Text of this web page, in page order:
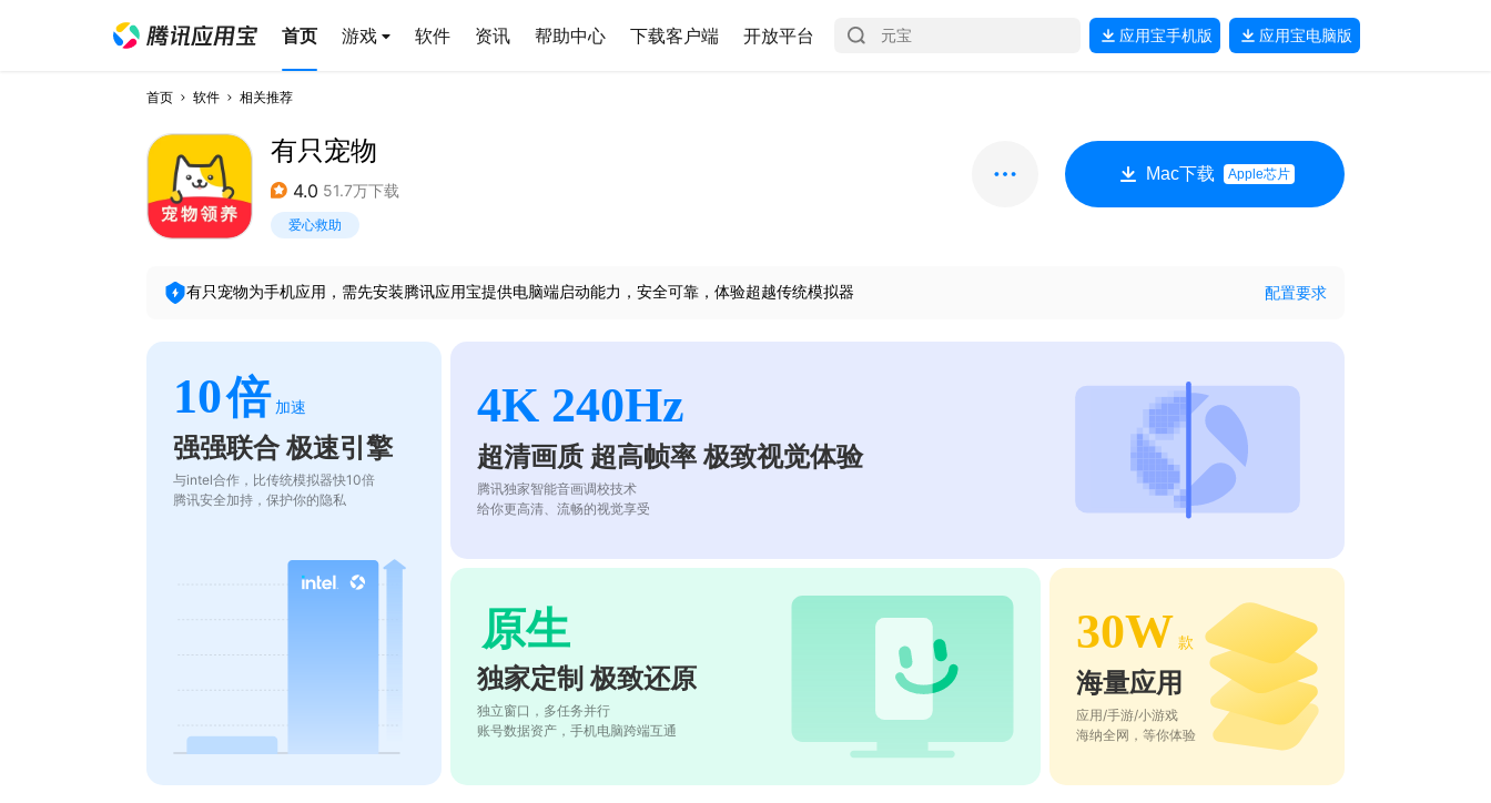
首页 游戏 软件 资讯 帮助中心 下载客户端 开放平台 应用宝手机版 应用宝电脑版
首页 软件 相关推荐
有只宠物
4.0 51.7万下载
爱心救助
Mac下载 Apple芯片
有只宠物为手机应用，需先安装腾讯应用宝提供电脑端启动能力，安全可靠，体验超越传统模拟器 配置要求
10倍 加速
强强联合 极速引擎
与intel合作，比传统模拟器快10倍
腾讯安全加持，保护你的隐私
4K 240Hz
超清画质 超高帧率 极致视觉体验
腾讯独家智能音画调校技术
给你更高清、流畅的视觉享受
原生
独家定制 极致还原
独立窗口，多任务并行
账号数据资产，手机电脑跨端互通
30W 款
海量应用
应用/手游/小游戏
海纳全网，等你体验